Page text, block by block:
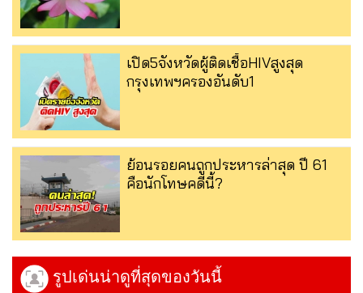
เปิด5จังหวัดผู้ติดเชื้อHIVสูงสุด
กรุงเทพฯครองอันดับ1
ย้อนรอยคนถูกประหารล่าสุด ปี 61
คือนักโทษคดีนี้?
รูปเด่นน่าดูที่สุดของวันนี้